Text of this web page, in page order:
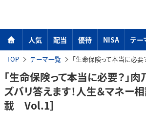
人気 配当 優待 NISA テー
TOP テーマ一覧 「生命保険って本当に必要？」肉乃小路ニクヨがズバリ答
「生命保険って本当に必要？」
ズバリ答えます！人生＆マネー
載 Vol.1］